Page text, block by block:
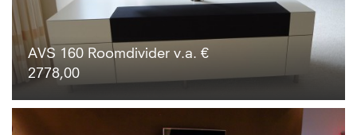
AVS 160 Roomdivider v.a. €
2778,00